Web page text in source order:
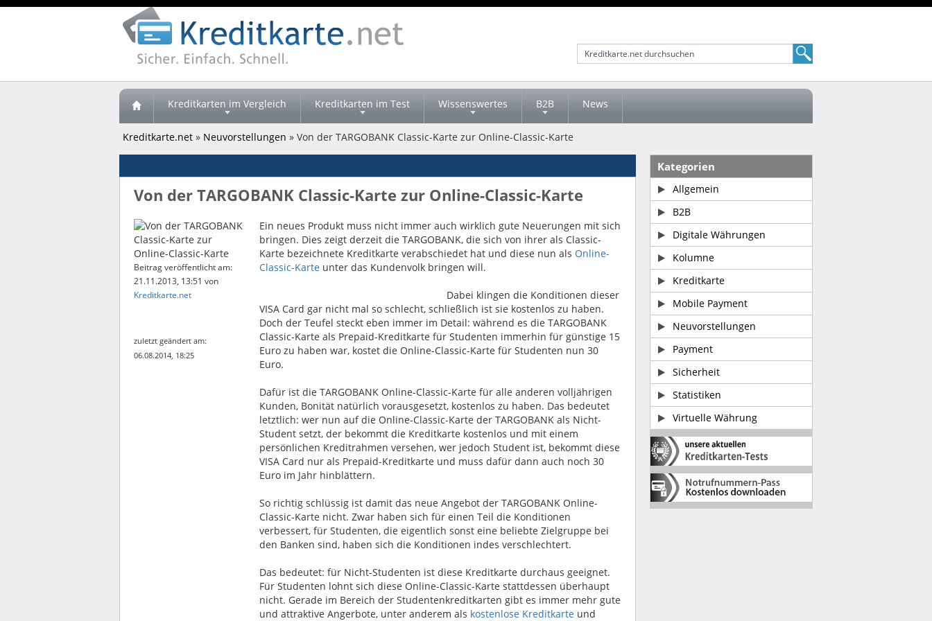
Kreditkarten im Vergleich Kreditkarten im Test Wissenswertes B2B News
Kreditkarte.net » Neuvorstellungen » Von der TARGOBANK Classic-Karte zur Online-Classic-Karte
Von der TARGOBANK Classic-Karte zur Online-Classic-Karte
Beitrag veröffentlicht am:
21.11.2013, 13:51 von
Kreditkarte.net
zuletzt geändert am:
06.08.2014, 18:25
Ein neues Produkt muss nicht immer auch wirklich gute Neuerungen mit sich
bringen. Dies zeigt derzeit die TARGOBANK, die sich von ihrer als Classic-
Karte bezeichnete Kreditkarte verabschiedet hat und diese nun als Online-
Classic-Karte unter das Kundenvolk bringen will.
Dabei klingen die Konditionen dieser
VISA Card gar nicht mal so schlecht, schließlich ist sie kostenlos zu haben.
Doch der Teufel steckt eben immer im Detail: während es die TARGOBANK
Classic-Karte als Prepaid-Kreditkarte für Studenten immerhin für günstige 15
Euro zu haben war, kostet die Online-Classic-Karte für Studenten nun 30
Euro.
Dafür ist die TARGOBANK Online-Classic-Karte für alle anderen volljährigen
Kunden, Bonität natürlich vorausgesetzt, kostenlos zu haben. Das bedeutet
letztlich: wer nun auf die Online-Classic-Karte der TARGOBANK als Nicht-
Student setzt, der bekommt die Kreditkarte kostenlos und mit einem
persönlichen Kreditrahmen versehen, wer jedoch Student ist, bekommt diese
VISA Card nur als Prepaid-Kreditkarte und muss dafür dann auch noch 30
Euro im Jahr hinblättern.
So richtig schlüssig ist damit das neue Angebot der TARGOBANK Online-
Classic-Karte nicht. Zwar haben sich für einen Teil die Konditionen
verbessert, für Studenten, die eigentlich sonst eine beliebte Zielgruppe bei
den Banken sind, haben sich die Konditionen indes verschlechtert.
Das bedeutet: für Nicht-Studenten ist diese Kreditkarte durchaus geeignet.
Für Studenten lohnt sich diese Online-Classic-Karte stattdessen überhaupt
nicht. Gerade im Bereich der Studentenkreditkarten gibt es immer mehr gute
und attraktive Angerbote, unter anderem als kostenlose Kreditkarte und
Kategorien
Allgemein
B2B
Digitale Währungen
Kolumne
Kreditkarte
Mobile Payment
Neuvorstellungen
Payment
Sicherheit
Statistiken
Virtuelle Währung